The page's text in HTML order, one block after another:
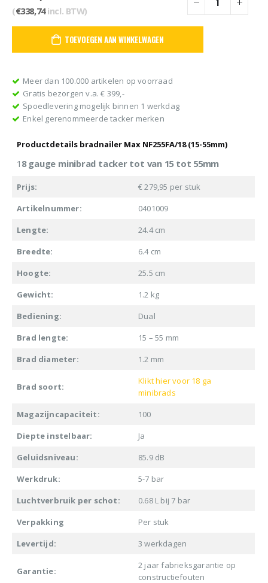
(€338,74incl. BTW)
TOEVOEGEN AAN WINKELWAGEN
Meer dan 100.000 artikelen op voorraad
Gratis bezorgen v.a. € 399,-
Spoedlevering mogelijk binnen 1 werkdag
Enkel gerenommeerde tacker merken
Productdetails bradnailer Max NF255FA/18 (15-55mm)
1 8 gauge minibrad tacker tot van 15 tot 55mm
Prijs:
€ 279,95 per stuk
Artikelnummer:
0401009
Lengte:
24.4 cm
Breedte:
6.4 cm
Hoogte:
25.5 cm
Gewicht:
1.2 kg
Bediening:
Dual
Brad lengte:
15 – 55 mm
Brad diameter:
1.2 mm
Brad soort:
Klikt hier voor 18 ga
minibrads
Magazijncapaciteit:
100
Diepte instelbaar:
Ja
Geluidsniveau:
85.9 dB
Werkdruk:
5-7 bar
Luchtverbruik per schot:
0.68 L bij 7 bar
Verpakking
Per stuk
Levertijd:
3 werkdagen
Garantie:
2 jaar fabrieksgarantie op
constructiefouten